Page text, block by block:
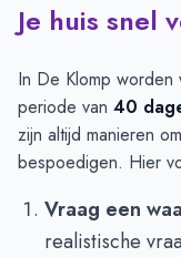
Je huis snel
In De Klomp
periode van 40
zijn altijd manieren
bespoedigen. Hier
Vraag een
realistische